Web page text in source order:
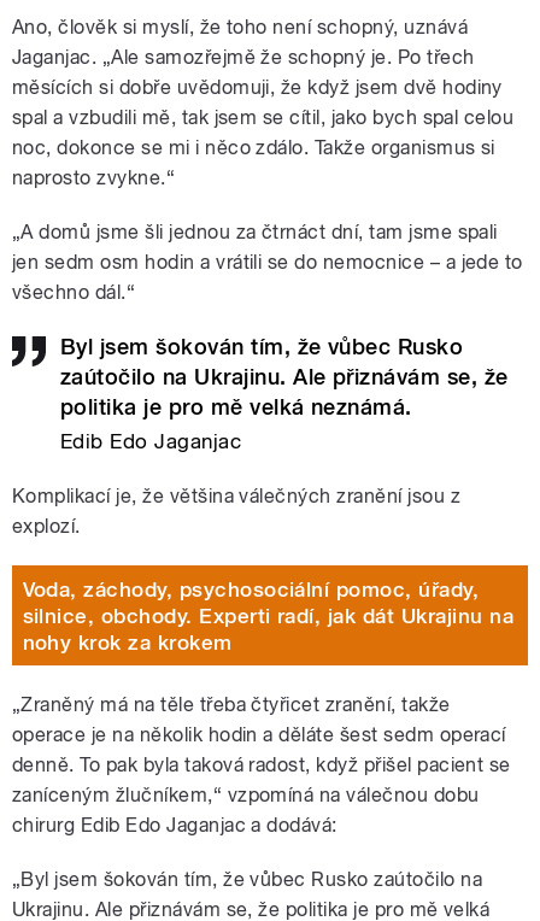
Ano, člověk si myslí, že toho není schopný, uznává
Jaganjac. „Ale samozřejmě že schopný je. Po třech
měsících si dobře uvědomuji, že když jsem dvě hodiny
spal a vzbudili mě, tak jsem se cítil, jako bych spal celou
noc, dokonce se mi i něco zdálo. Takže organismus si
naprosto zvykne.“
„A domů jsme šli jednou za čtrnáct dní, tam jsme spali
jen sedm osm hodin a vrátili se do nemocnice – a jede to
všechno dál.“
Byl jsem šokován tím, že vůbec Rusko
zaútočilo na Ukrajinu. Ale přiznávám se, že
politika je pro mě velká neznámá.
Edib Edo Jaganjac
Komplikací je, že většina válečných zranění jsou z
explozí.
Voda, záchody, psychosociální pomoc, úřady,
silnice, obchody. Experti radí, jak dát Ukrajinu na
nohy krok za krokem
„Zraněný má na těle třeba čtyřicet zranění, takže
operace je na několik hodin a děláte šest sedm operací
denně. To pak byla taková radost, když přišel pacient se
zaníceným žlučníkem,“ vzpomíná na válečnou dobu
chirurg Edib Edo Jaganjac a dodává:
„Byl jsem šokován tím, že vůbec Rusko zaútočilo na
Ukrajinu. Ale přiznávám se, že politika je pro mě velká